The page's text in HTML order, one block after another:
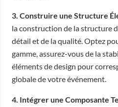
3. Construire une Structure
la construction de la structure
détail et de la qualité. Optez
gamme, assurez-vous de la
éléments de design pour
globale de votre événement.
4. Intégrer une Composante